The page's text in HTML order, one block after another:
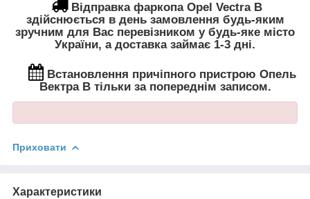
Відправка фаркопа Opel Vectra B
здійснюється в день замовлення будь-яким
зручним для Вас перевізником у будь-яке місто
України, а доставка займає 1-3 дні.
Встановлення причіпного пристрою Опель
Вектра В тільки за попереднім записом.
Приховати
Характеристики